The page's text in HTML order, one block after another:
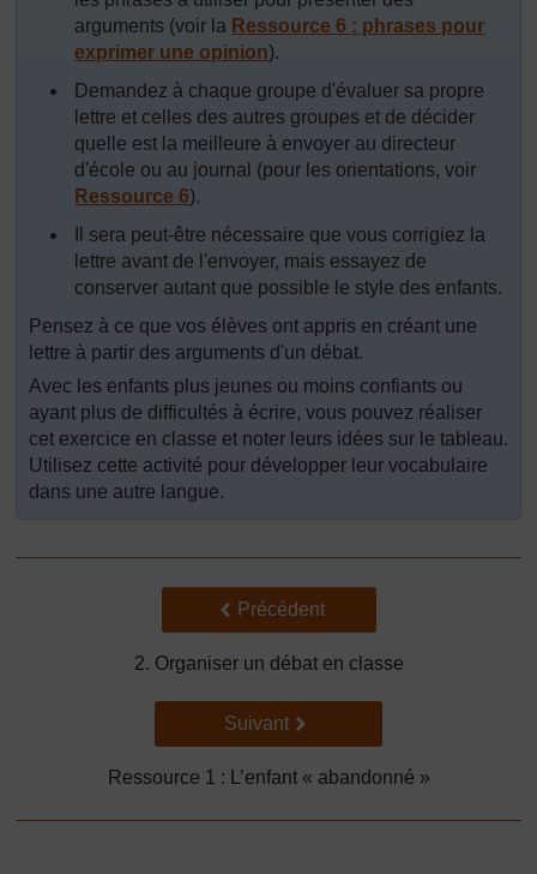
arguments (voir la Ressource 6 : phrases pour
exprimer une opinion).
Demandez à chaque groupe d'évaluer sa propre
lettre et celles des autres groupes et de décider
quelle est la meilleure à envoyer au directeur
d'école ou au journal (pour les orientations, voir
Ressource 6).
Il sera peut-être nécessaire que vous corrigiez la
lettre avant de l'envoyer, mais essayez de
conserver autant que possible le style des enfants.
Pensez à ce que vos élèves ont appris en créant une
lettre à partir des arguments d'un débat.
Avec les enfants plus jeunes ou moins confiants ou
ayant plus de difficultés à écrire, vous pouvez réaliser
cet exercice en classe et noter leurs idées sur le tableau.
Utilisez cette activité pour développer leur vocabulaire
dans une autre langue.
Précédent
Précédent
2. Organiser un débat en classe
Suivant
Suivant
Ressource 1 : L’enfant « abandonné »